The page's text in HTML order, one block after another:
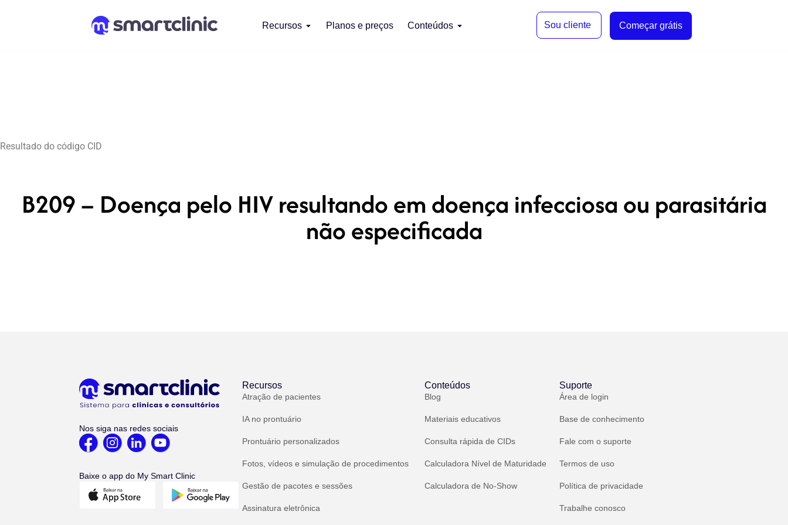
Recursos Planos e preços Conteúdos Sou cliente Começar grátis
Resultado do código CID
B209 – Doença pelo HIV resultando em doença infecciosa ou parasitária
não especificada
Nos siga nas redes sociais
Baixe o app do My Smart Clinic
Recursos
Atração de pacientes
IA no prontuário
Prontuário personalizados
Fotos, vídeos e simulação de procedimentos
Gestão de pacotes e sessões
Assinatura eletrônica
Conteúdos
Blog
Materiais educativos
Consulta rápida de CIDs
Calculadora Nível de Maturidade
Calculadora de No-Show
Suporte
Área de login
Base de conhecimento
Fale com o suporte
Termos de uso
Política de privacidade
Trabalhe conosco